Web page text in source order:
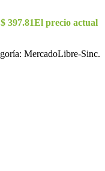
$ 397.81El precio actual
MercadoLibre-Sinc.